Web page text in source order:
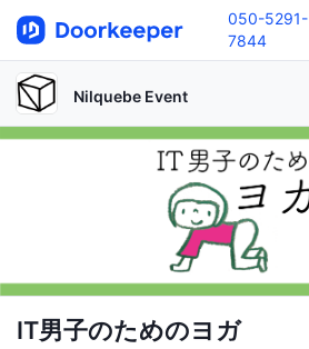
050-5291-
7844
Nilquebe Event
IT男子のためのヨガ